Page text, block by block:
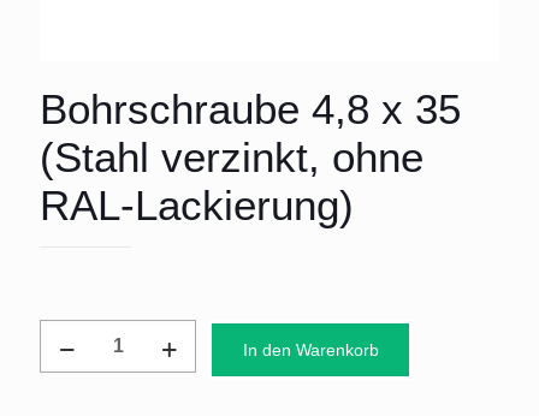
Bohrschraube 4,8 x 35
(Stahl verzinkt, ohne
RAL-Lackierung)
Bohrschraube
4,8
In den Warenkorb